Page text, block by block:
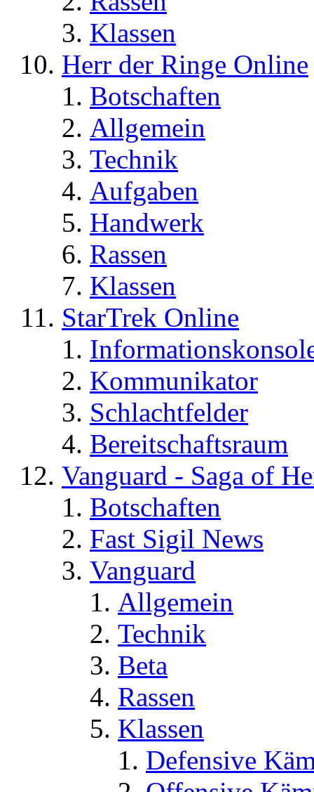
Klassen
Herr der Ringe Online
Botschaften
Allgemein
Technik
Aufgaben
Handwerk
Rassen
Klassen
StarTrek Online
Kommunikator
Schlachtfelder
Bereitschaftsraum
Vanguard - Saga of
Botschaften
Fast Sigil News
Vanguard
Allgemein
Technik
Beta
Rassen
Klassen
Defensive